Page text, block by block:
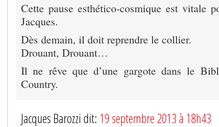
Cette pause esthético-cosmique est vitale
Jacques.
Dès demain, il doit reprendre le collier.
Drouant, Drouant…
Il ne rêve que d’une gargote dans le
Country.
Jacques Barozzi dit: 19 septembre 2013 à 18h43